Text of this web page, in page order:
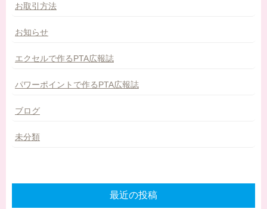
お取引方法
お知らせ
エクセルで作るPTA広報誌
パワーポイントで作るPTA広報誌
ブログ
未分類
最近の投稿